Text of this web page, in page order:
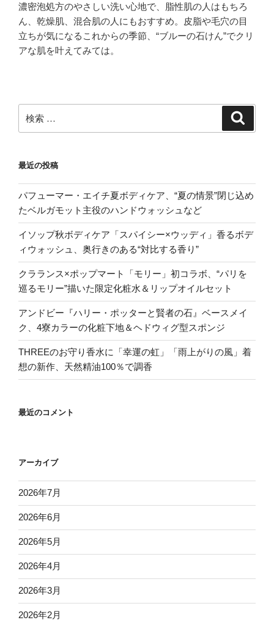
濃密泡処方のやさしい洗い心地で、脂性肌の人はもちろ
ん、乾燥肌、混合肌の人にもおすすめ。皮脂や毛穴の目
立ちが気になるこれからの季節、“ブルーの石けん”でクリ
アな肌を叶えてみては。
索:
最近の投稿
パフューマー・エイチ夏ボディケア、“夏の情景”閉じ込め
たベルガモット主役のハンドウォッシュなど
イソップ秋ボディケア「スパイシー×ウッディ」香るボデ
ィウォッシュ、奥行きのある“対比する香り”
クラランス×ポップマート「モリー」初コラボ、“パリを
巡るモリー”描いた限定化粧水＆リップオイルセット
アンドビー『ハリー・ポッターと賢者の石』ベースメイ
ク、4寮カラーの化粧下地＆ヘドウィグ型スポンジ
THREEのお守り香水に「幸運の虹」「雨上がりの風」着
想の新作、天然精油100％で調香
最近のコメント
アーカイブ
2026年7月
2026年6月
2026年5月
2026年4月
2026年3月
2026年2月